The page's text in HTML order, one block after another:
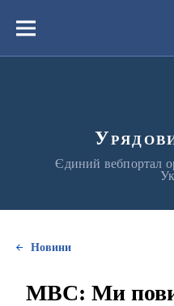
вмістуМеню
Єдиний вебпортал
Новини
МВС: Ми